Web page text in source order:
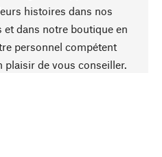
histoires dans nos
et dans notre boutique en
personnel compétent
plaisir de vous conseiller.